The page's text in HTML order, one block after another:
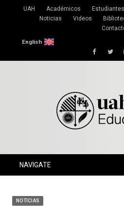
UAH Académicos Estudiantes
Noticias
Videos
English
Facebook
NAVIGATE
NOTICIAS